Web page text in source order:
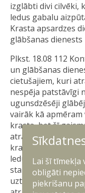
izglābti divi cilvēki,
ledus gabalu
Krasta apsardzes
glābšanas dienests
Plkst. 18.08 112
un glābšanas
cietušajiem, kuri
nespēja patstāvīgi
ugunsdzēsēji
vairāk kā
krasta, bet šī
atrautais ledus
krasta. Arī
ledus gabaliem ir
starp tiem
uzturēja
Lai šī tīmekļa
obligāti
piekrišanu